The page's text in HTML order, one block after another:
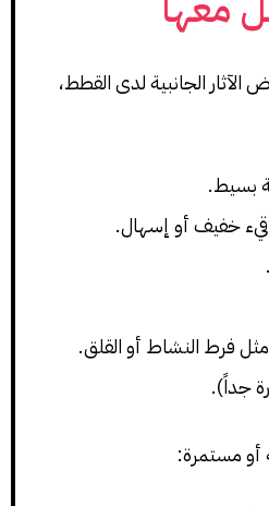
الجانبية لدى القطط،
بسيط.
خفيف أو إسهال.
فرط النشاط أو القلق.
جداً).
أو مستمرة: